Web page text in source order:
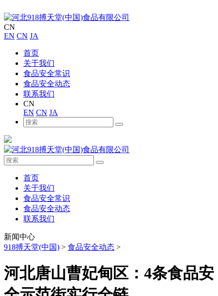
CN
EN CN JA
首页
关于我们
食品安全常识
食品安全动态
联系我们
CN
EN CN JA
首页
关于我们
食品安全常识
食品安全动态
联系我们
新闻中心
918搏天堂(中国) > 食品安全动态 >
河北唐山曹妃甸区：4条食品安